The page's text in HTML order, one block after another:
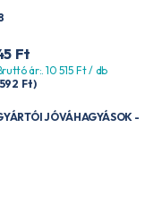
Ft
ár:. 10 515 Ft/ db
Ft)
JÓVÁHAGYÁSOK -